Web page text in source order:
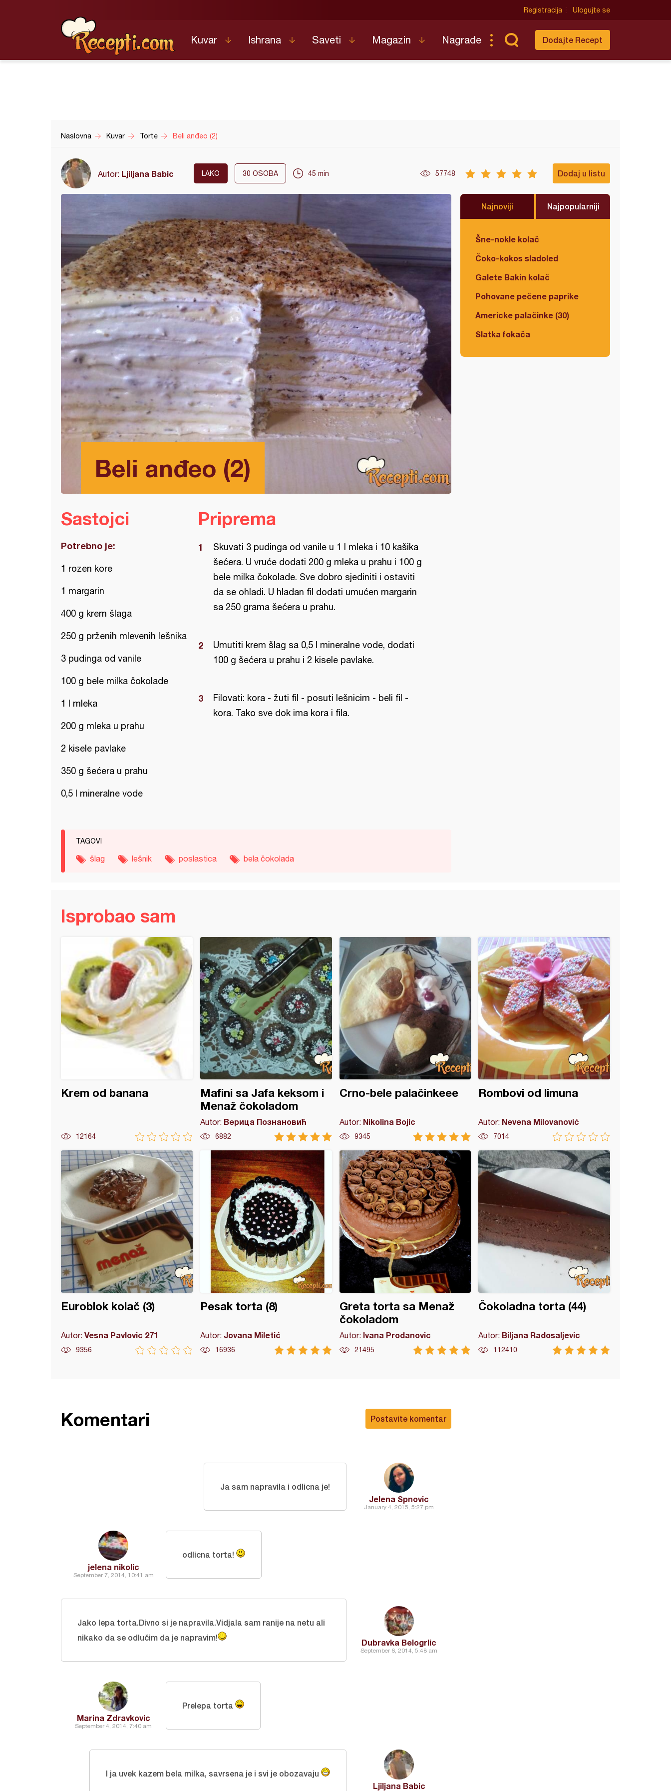
Registracija Ulogujte se
Kuvar Ishrana Saveti Magazin Nagrade Dodajte Recept
Naslovna Kuvar Torte Beli anđeo (2)
Autor: Ljiljana Babic LAKO 30 OSOBA 45 min 57748 Dodaj u listu
Beli anđeo (2)
Najnoviji Najpopularniji
Šne-nokle kolač
Čoko-kokos sladoled
Galete Bakin kolač
Pohovane pečene paprike
Americke palačinke (30)
Slatka fokača
Sastojci
Potrebno je:
1 rozen kore
1 margarin
400 g krem šlaga
250 g prženih mlevenih lešnika
3 pudinga od vanile
100 g bele milka čokolade
1 l mleka
200 g mleka u prahu
2 kisele pavlake
350 g šećera u prahu
0,5 l mineralne vode
Priprema
Skuvati 3 pudinga od vanile u 1 l mleka i 10 kašika
šećera. U vruće dodati 200 g mleka u prahu i 100 g
bele milka čokolade. Sve dobro sjediniti i ostaviti
da se ohladi. U hladan fil dodati umućen margarin
sa 250 grama šećera u prahu.
Umutiti krem šlag sa 0,5 l mineralne vode, dodati
100 g šećera u prahu i 2 kisele pavlake.
Filovati: kora - žuti fil - posuti lešnicim - beli fil -
kora. Tako sve dok ima kora i fila.
TAGOVI
šlag lešnik poslastica bela čokolada
Isprobao sam
Krem od banana
12164
Mafini sa Jafa keksom i
Menaž čokoladom
Autor: Верица Познановић
6882
Crno-bele palačinkeee
Autor: Nikolina Bojic
9345
Rombovi od limuna
Autor: Nevena Milovanović
7014
Euroblok kolač (3)
Autor: Vesna Pavlovic 271
9356
Pesak torta (8)
Autor: Jovana Miletić
16936
Greta torta sa Menaž
čokoladom
Autor: Ivana Prodanovic
21495
Čokoladna torta (44)
Autor: Biljana Radosaljevic
112410
Postavite komentar
Komentari
Jelena Spnovic
January 4, 2015, 5:27 pm
Ja sam napravila i odlicna je!
jelena nikolic
September 7, 2014, 10:41 am
odlicna torta!
Dubravka Belogrlic
September 6, 2014, 5:48 am
Jako lepa torta.Divno si je napravila.Vidjala sam ranije na netu ali
nikako da se odlučim da je napravim!
Marina Zdravkovic
September 4, 2014, 7:40 am
Prelepa torta
Ljiljana Babic
I ja uvek kazem bela milka, savrsena je i svi je obozavaju